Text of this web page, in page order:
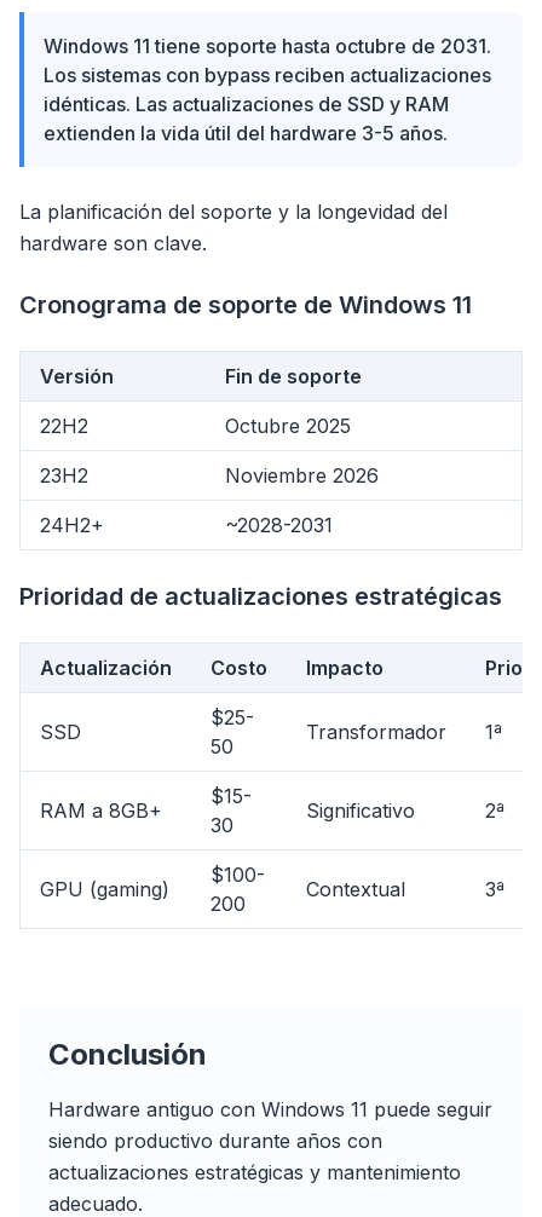
Windows 11 tiene soporte hasta octubre de 2031.
Los sistemas con bypass reciben actualizaciones
idénticas. Las actualizaciones de SSD y RAM
extienden la vida útil del hardware 3-5 años.
La planificación del soporte y la longevidad del
hardware son clave.
Cronograma de soporte de Windows 11
Versión Fin de soporte
22H2 Octubre 2025
23H2 Noviembre 2026
24H2+ ~2028-2031
Prioridad de actualizaciones estratégicas
Actualización Costo Impacto
SSD
$25-
50
Transformador 1ª
RAM a 8GB+
$15-
30
Significativo 2ª
GPU (gaming)
$100-
200
Contextual 3ª
Conclusión
Hardware antiguo con Windows 11 puede seguir
siendo productivo durante años con
actualizaciones estratégicas y mantenimiento
adecuado.
flyoobe
Publicidad
Hasta 3× más rápido
Prefetch inteligente y reglas de caché reducen
los tiempos de carga en todas las webs.